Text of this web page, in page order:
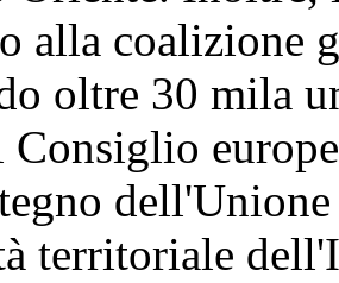
alla coalizione
oltre 30 mila
europeo
territoriale